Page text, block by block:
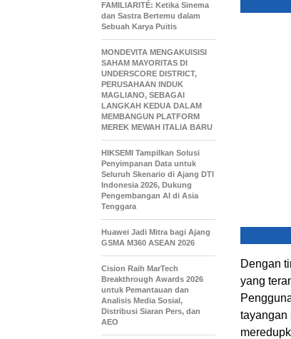
Dengan
yang
tayangan
FAMILIARITÉ: Ketika Sinema
dan Sastra Bertemu dalam
Sebuah Karya Puitis
MONDEVITA MENGAKUISISI
SAHAM MAYORITAS DI
UNDERSCORE DISTRICT,
PERUSAHAAN INDUK
MAGLIANO, SEBAGAI
LANGKAH KEDUA DALAM
MEMBANGUN PLATFORM
MEREK MEWAH ITALIA BARU
HIKSEMI Tampilkan Solusi
Penyimpanan Data untuk
Seluruh Skenario di Ajang DTI
Indonesia 2026, Dukung
Pengembangan AI di Asia
Tenggara
Huawei Jadi Mitra bagi Ajang
GSMA M360 ASEAN 2026
Cision Raih MarTech
Breakthrough Awards 2026
untuk Pemantauan dan
Analisis Media Sosial,
Distribusi Siaran Pers, dan
AEO